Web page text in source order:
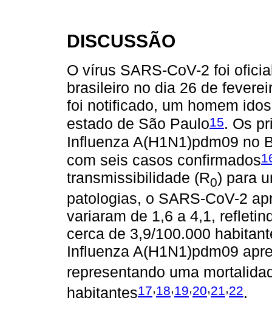
DISCUSSÃO
O vírus SARS-CoV-2 foi
brasileiro no dia 26 de
foi notificado, um homem
estado de São Paulo15. Os
Influenza A(H1N1)pdm09 no
com seis casos confirmados
transmissibilidade (R0) para
patologias, o SARS-CoV-2
variaram de 1,6 a 4,1,
cerca de 3,9/100.000
Influenza A(H1N1)pdm09
representando uma
habitantes17,18,19,20,21,22.